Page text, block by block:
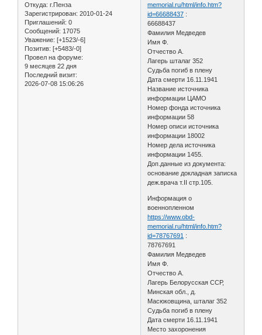
Откуда: г.Пенза
Зарегистрирован: 2010-01-24
Приглашений: 0
Сообщений: 17075
Уважение: [+1523/-6]
Позитив: [+5483/-0]
Провел на форуме:
9 месяцев 22 дня
Последний визит:
2026-07-08 15:06:26
memorial.ru/html/info.htm?
id=66688437 :
66688437
Фамилия Медведев
Имя Ф.
Отчество А.
Лагерь шталаг 352
Судьба погиб в плену
Дата смерти 16.11.1941
Название источника
информации ЦАМО
Номер фонда источника
информации 58
Номер описи источника
информации 18002
Номер дела источника
информации 1455.
Доп.данные из документа:
основание докладная записка
деж.врача т.II стр.105.
Информация о
военнопленном
https://www.obd-
memorial.ru/html/info.htm?
id=78767691 :
78767691
Фамилия Медведев
Имя Ф.
Отчество А.
Лагерь Белорусская ССР,
Минская обл., д.
Масюковщина, шталаг 352
Судьба погиб в плену
Дата смерти 16.11.1941
Место захоронения